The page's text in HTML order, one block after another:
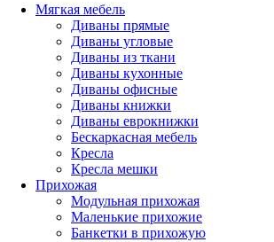
Мягкая мебель
Диваны прямые
Диваны угловые
Диваны из ткани
Диваны кухонные
Диваны офисные
Диваны книжки
Диваны еврокнижки
Бескаркасная мебель
Кресла
Кресла мешки
Прихожая
Модульная прихожая
Маленькие прихожие
Банкетки в прихожую